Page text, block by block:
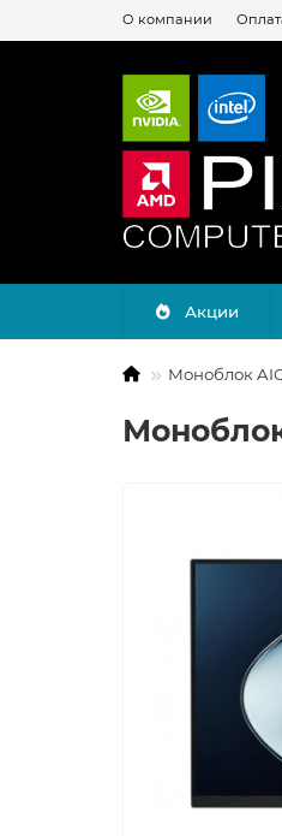
О компании
Акции
Моноблок AIO
Моноблок